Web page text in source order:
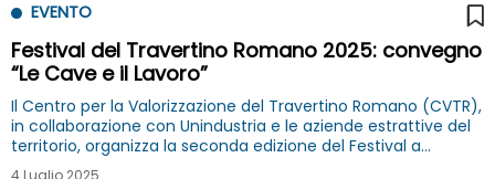
EVENTO
Festival del Travertino Romano 2025: convegno
“Le Cave e il Lavoro”
Il Centro per la Valorizzazione del Travertino Romano (CVTR),
in collaborazione con Unindustria e le aziende estrattive del
territorio, organizza la seconda edizione del Festival a
Guidonia. Il 4 luglio a Guidonia l'evento finale